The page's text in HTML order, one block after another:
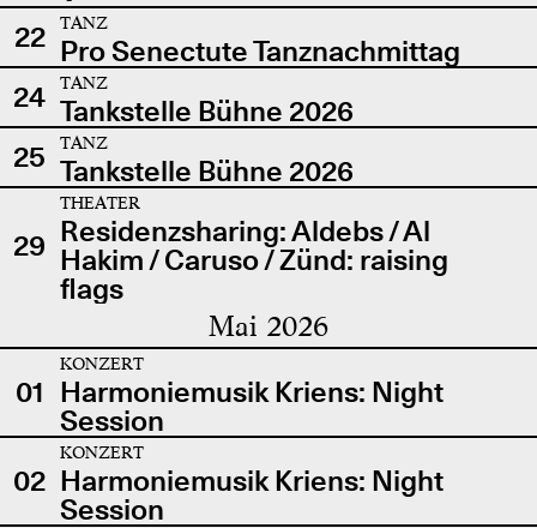
22
TANZ
Pro Senectute Tanznachmittag
24
TANZ
Tankstelle Bühne 2026
25
TANZ
Tankstelle Bühne 2026
29
THEATER
Residenzsharing: Aldebs / Al
Hakim / Caruso / Zünd: raising
flags
Mai 2026
01
KONZERT
Harmoniemusik Kriens: Night
Session
02
KONZERT
Harmoniemusik Kriens: Night
Session